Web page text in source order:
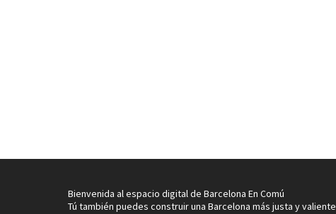
Bienvenida al espacio digital de Barcelona En Comú
Tú también puedes construir una Barcelona más justa y valiente